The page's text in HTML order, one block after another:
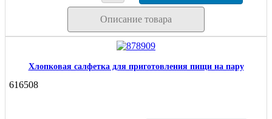
Описание товара
Хлопковая салфетка для приготовления пищи на пару
616508